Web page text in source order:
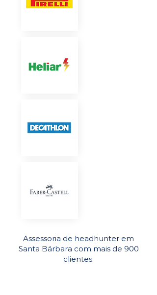
Assessoria de headhunter em
Santa Bárbara com mais de 900
clientes.